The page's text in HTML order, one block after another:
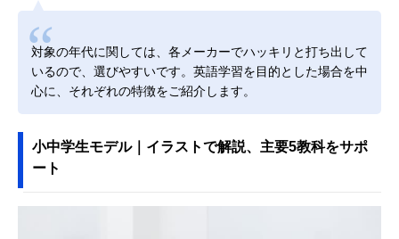
対象の年代に関しては、各メーカーでハッキリと打ち出して
いるので、選びやすいです。英語学習を目的とした場合を中
心に、それぞれの特徴をご紹介します。
小中学生モデル｜イラストで解説、主要5教科をサポ
ート